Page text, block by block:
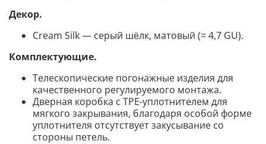
Декор.
Cream Silk — серый шёлк, матовый (≈ 4,7 GU).
Комплектующие.
Телескопические погонажные изделия для
качественного регулируемого монтажа.
Дверная коробка с TPE-уплотнителем для
мягкого закрывания, благодаря особой форме
уплотнителя отсутствует закусывание со
стороны петель.